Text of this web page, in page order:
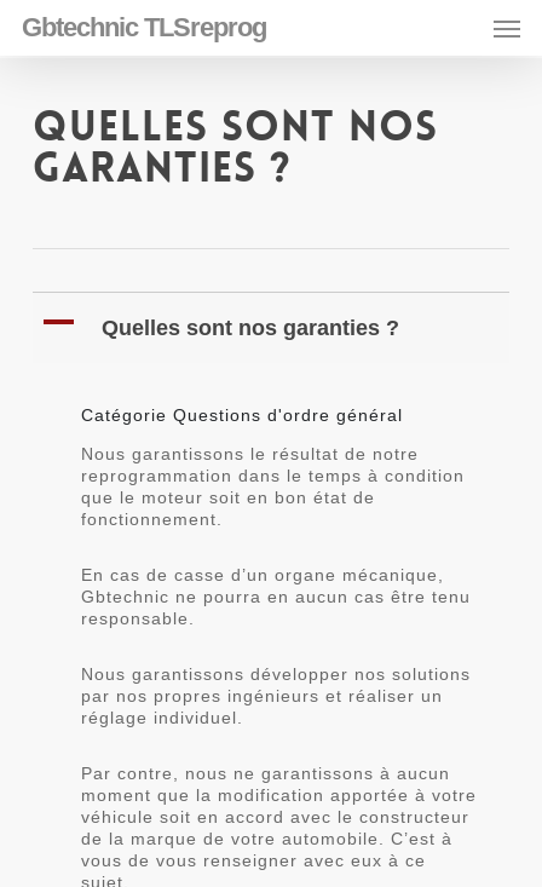
Gbtechnic TLSreprog
Quelles sont nos
garanties ?
A Quelles sont nos garanties ?
Catégorie Questions d'ordre général
Nous garantissons le résultat de notre
reprogrammation dans le temps à condition
que le moteur soit en bon état de
fonctionnement.
En cas de casse d’un organe mécanique,
Gbtechnic ne pourra en aucun cas être tenu
responsable.
Nous garantissons développer nos solutions
par nos propres ingénieurs et réaliser un
réglage individuel.
Par contre, nous ne garantissons à aucun
moment que la modification apportée à votre
véhicule soit en accord avec le constructeur
de la marque de votre automobile. C’est à
vous de vous renseigner avec eux à ce
sujet.